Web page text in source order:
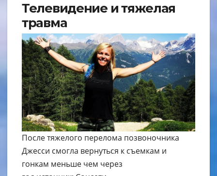
Телевидение и тяжелая
травма
После тяжелого перелома позвоночника
Джесси смогла вернуться к съемкам и
гонкам меньше чем через